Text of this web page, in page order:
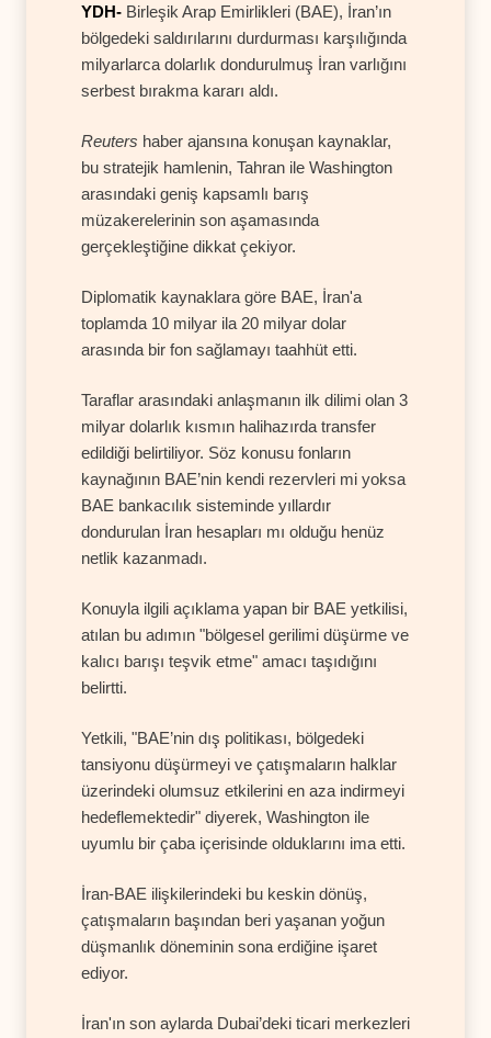
YDH- Birleşik Arap Emirlikleri (BAE), İran’ın
bölgedeki saldırılarını durdurması karşılığında
milyarlarca dolarlık dondurulmuş İran varlığını
serbest bırakma kararı aldı.
Reuters haber ajansına konuşan kaynaklar,
bu stratejik hamlenin, Tahran ile Washington
arasındaki geniş kapsamlı barış
müzakerelerinin son aşamasında
gerçekleştiğine dikkat çekiyor.
Diplomatik kaynaklara göre BAE, İran'a
toplamda 10 milyar ila 20 milyar dolar
arasında bir fon sağlamayı taahhüt etti.
Taraflar arasındaki anlaşmanın ilk dilimi olan 3
milyar dolarlık kısmın halihazırda transfer
edildiği belirtiliyor. Söz konusu fonların
kaynağının BAE’nin kendi rezervleri mi yoksa
BAE bankacılık sisteminde yıllardır
dondurulan İran hesapları mı olduğu henüz
netlik kazanmadı.
Konuyla ilgili açıklama yapan bir BAE yetkilisi,
atılan bu adımın "bölgesel gerilimi düşürme ve
kalıcı barışı teşvik etme" amacı taşıdığını
belirtti.
Yetkili, "BAE’nin dış politikası, bölgedeki
tansiyonu düşürmeyi ve çatışmaların halklar
üzerindeki olumsuz etkilerini en aza indirmeyi
hedeflemektedir" diyerek, Washington ile
uyumlu bir çaba içerisinde olduklarını ima etti.
İran-BAE ilişkilerindeki bu keskin dönüş,
çatışmaların başından beri yaşanan yoğun
düşmanlık döneminin sona erdiğine işaret
ediyor.
İran'ın son aylarda Dubai’deki ticari merkezleri